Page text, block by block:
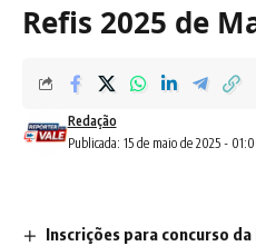
Refis 2025 de
Publicada: 15 de maio de 2025 -
Redação
Inscrições para concurso